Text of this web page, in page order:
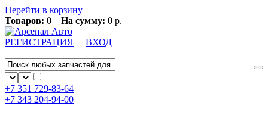
Перейти в корзину
Товаров: 0 На сумму: 0 р.
РЕГИСТРАЦИЯ ВХОД
+7 351 729-83-64
+7 343 204-94-00